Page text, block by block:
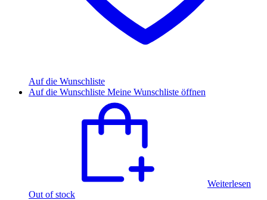
Auf die Wunschliste
Auf die Wunschliste Meine Wunschliste öffnen
Weiterlesen
Out of stock